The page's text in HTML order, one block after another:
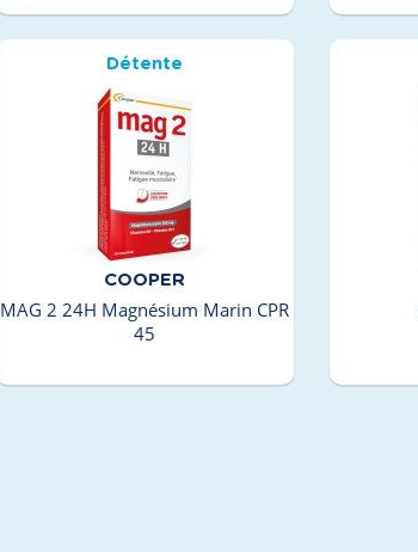
Détente
COOPER
MAG 2 24H Magnésium Marin CPR
45